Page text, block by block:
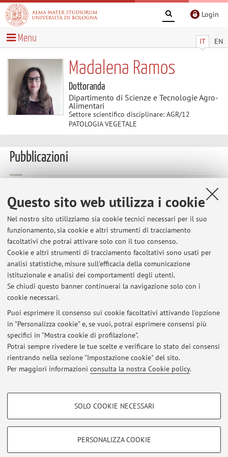
Questo sito web utilizza i cookie
Nel nostro sito utilizziamo sia cookie tecnici necessari per il suo
funzionamento, sia cookie e altri strumenti di tracciamento
facoltativi che potrai attivare solo con il tuo consenso.
Cookie e altri strumenti di tracciamento facoltativi sono usati per
analisi statistiche, misure sull'efficacia della comunicazione
istituzionale e analisi dei comportamenti degli utenti.
Se chiudi questo banner continuerai la navigazione solo con i
cookie necessari.
Puoi esprimere il consenso sui cookie facoltativi attivando l'opzione
in "Personalizza cookie" e, se vuoi, potrai esprimere consensi più
specifici in "Mostra cookie di profilazione".
Potrai sempre rivedere le tue scelte e verificare lo stato dei consensi
rientrando nella sezione "Impostazione cookie" del sito.
Per maggiori informazioni consulta la nostra Cookie policy.
COOKIE DI PROFILAZIONE - FACOLTATIVI
SOLO COOKIE NECESSARI
PERSONALIZZA COOKIE
Login
IT EN
Menu
Madalena Ramos
Dottoranda
Dipartimento di Scienze e Tecnologie Agro-
Alimentari
Settore scientifico disciplinare: AGR/12
PATOLOGIA VEGETALE
Pubblicazioni
Fiorenzani, Chiara; Peres, Natalia Aparecida; Timmer, Lavern
Wayne; Prodi, Antonio; Baroncelli, Riccardo
genome sequencing resolve taxonomic ambiguities in fungi? The
case study of Colletotrichum associated with ferns,
«FRONTIERS IN FUNGAL BIOLOGY», 2025, 6, Article
number: 1540469, pp. 1 - 14 [articolo] Open Access
Ultimi avvisi
Al momento non sono presenti avvisi.
Area riservata
Accedi tramiteloginper gestire tutti i contenuti del sito.